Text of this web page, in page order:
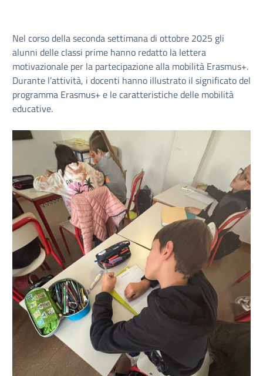
Nel corso della seconda settimana di ottobre 2025 gli
alunni delle classi prime hanno redatto la lettera
motivazionale per la partecipazione alla mobilità Erasmus+.
Durante l’attività, i docenti hanno illustrato il significato del
programma Erasmus+ e le caratteristiche delle mobilità
educative.